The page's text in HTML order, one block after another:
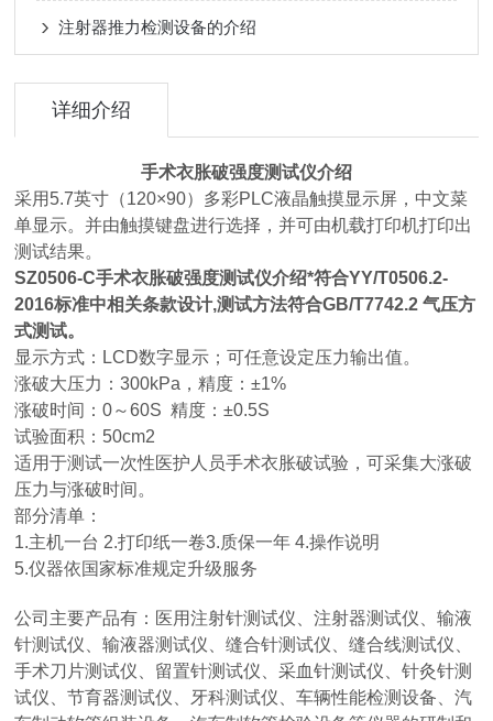
注射器推力检测设备的介绍
详细介绍
手术衣胀破强度测试仪介绍
采用5.7英寸（120×90）多彩PLC液晶触摸显示屏，中文菜
单显示。并由触摸键盘进行选择，并可由机载打印机打印出
测试结果。
SZ0506-C手术衣胀破强度测试仪介绍*符合YY/T0506.2-
2016标准中相关条款设计,测试方法符合GB/T7742.2 气压方
式测试。
显示方式：LCD数字显示；可任意设定压力输出值。
涨破大压力：300kPa，精度：±1%
涨破时间：0～60S 精度：±0.5S
试验面积：50cm2
适用于测试一次性医护人员手术衣胀破试验，可采集大涨破
压力与涨破时间。
部分清单：
1.主机一台 2.打印纸一卷3.质保一年 4.操作说明
5.仪器依国家标准规定升级服务
公司主要产品有：医用注射针测试仪、注射器测试仪、输液
针测试仪、输液器测试仪、缝合针测试仪、缝合线测试仪、
手术刀片测试仪、留置针测试仪、采血针测试仪、针灸针测
试仪、节育器测试仪、牙科测试仪、车辆性能检测设备、汽